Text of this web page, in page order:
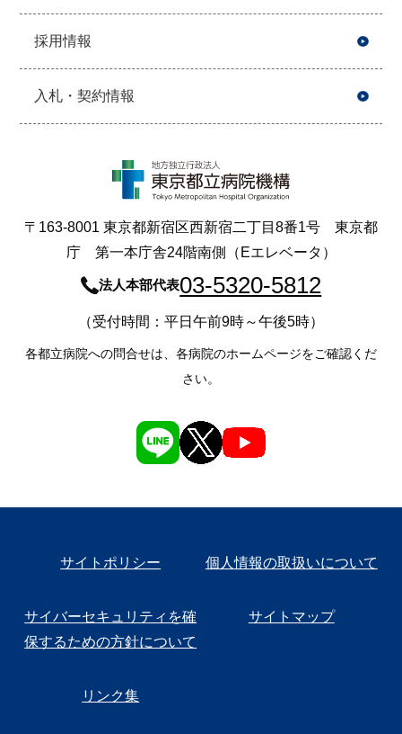
採用情報
入札・契約情報
〒163-8001 東京都新宿区西新宿二丁目8番1号 東京都
庁 第一本庁舎24階南側（Eエレベータ）
法人本部代表03-5320-5812
（受付時間：平日午前9時～午後5時）
各都立病院への問合せは、各病院のホームページをご確認くだ
さい。
サイトポリシー 個人情報の取扱いについて
サイバーセキュリティを確
保するための方針について
サイトマップ
リンク集